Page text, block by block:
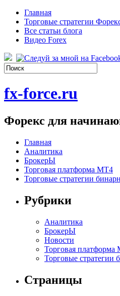
Главная
Торговые стратегии
Все статьи блога
Видео Forex
fx-force.ru
Форекс для
Главная
Аналитика
БрокерЫ
Торговая платформа МТ4
Торговые стратегии
Рубрики
Аналитика
БрокерЫ
Новости
Торговая платформа
Торговые стратегии
Страницы